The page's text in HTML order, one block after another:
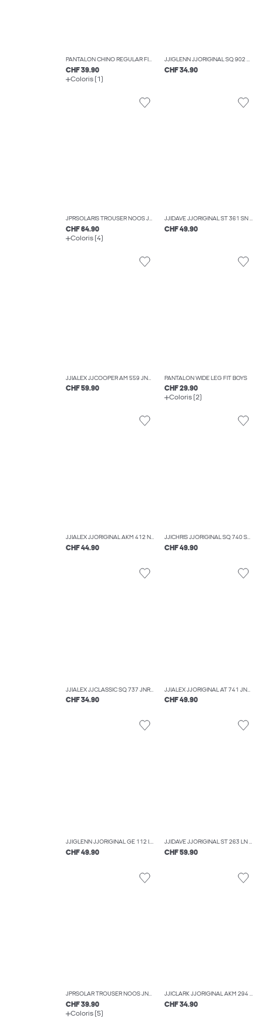
PANTALON CHINO REGULAR FIT BOYS
CHF 39.90
Coloris (1)
JJIGLENN JJORIGINAL SQ 902 NOOS JNR JEAN SLIM BOYS
CHF 34.90
JPRSOLARIS TROUSER NOOS JNR PANTALONS DE TAILLEUR BOYS
CHF 64.90
Coloris (4)
JJIDAVE JJORIGINAL ST 361 SN JNR JEAN À COUPE WIDE BOYS
CHF 49.90
JJIALEX JJCOOPER AM 559 JNR JEAN BAGGY FIT BOYS
CHF 59.90
PANTALON WIDE LEG FIT BOYS
CHF 29.90
Coloris (2)
JJIALEX JJORIGINAL AKM 412 NOOS JNR JEAN BAGGY FIT BOYS
CHF 44.90
JJICHRIS JJORIGINAL SQ 740 SN JNR JEAN COUPE DÉCONTRACTÉE BOYS
CHF 49.90
JJIALEX JJCLASSIC SQ 737 JNR JEAN BAGGY FIT BOYS
CHF 34.90
JJIALEX JJORIGINAL AT 741 JNR JEAN BAGGY FIT JUNIOR
CHF 49.90
JJIGLENN JJORIGINAL GE 112 I.K JNR JEAN SLIM BOYS
CHF 49.90
JJIDAVE JJORIGINAL ST 263 LN JNR JEAN À COUPE WIDE BOYS
CHF 59.90
JPRSOLAR TROUSER NOOS JNR PANTALONS DE TAILLEUR BOYS
CHF 39.90
Coloris (5)
JJICLARK JJORIGINAL AKM 294 JNR COUPE REGULAR BOYS
CHF 34.90